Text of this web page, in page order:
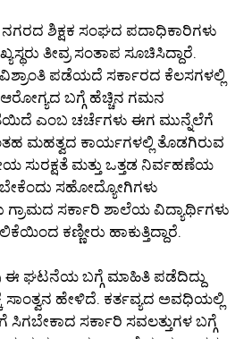
ನಗರದ ಶಿಕ್ಷಕ ಸಂಘದ ಪದಾಧಿಕಾರಿಗಳು
ತೀವ್ರ ಸಂತಾಪ ಸೂಚಿಸಿದ್ದಾರೆ.
ಪಡೆಯದೆ ಸರ್ಕಾರದ ಕೆಲಸಗಳಲ್ಲಿ
ಆರೋಗ್ಯದ ಬಗ್ಗೆ ಹೆಚ್ಚಿನ ಗಮನ
ಎಂಬ ಚರ್ಚೆಗಳು ಈಗ ಮುನ್ನೆಲೆಗೆ
ಮಹತ್ವದ ಕಾರ್ಯಗಳಲ್ಲಿ ತೊಡಗಿರುವ
ಸುರಕ್ಷತೆ ಮತ್ತು ಒತ್ತಡ ನಿರ್ವಹಣೆಯ
ಸಹೋದ್ಯೋಗಿಗಳು
ಗ್ರಾಮದ ಸರ್ಕಾರಿ ಶಾಲೆಯ ವಿದ್ಯಾರ್ಥಿಗಳು
ಕಣ್ಣೀರು ಹಾಕುತ್ತಿದ್ದಾರೆ.
ಈ ಘಟನೆಯ ಬಗ್ಗೆ ಮಾಹಿತಿ ಪಡೆದಿದ್ದು
ಸಾಂತ್ವನ ಹೇಳಿದೆ. ಕರ್ತವ್ಯದ ಅವಧಿಯಲ್ಲಿ
ಸರ್ಕಾರಿ ಸವಲತ್ತುಗಳ ಬಗ್ಗೆ